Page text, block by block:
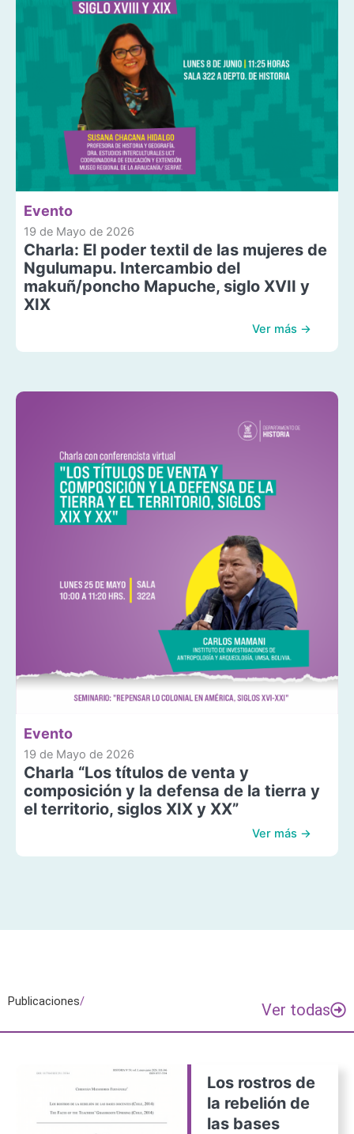
Evento
19 de Mayo de 2026
Charla: El poder textil de las mujeres de
Ngulumapu. Intercambio del
makuñ/poncho Mapuche, siglo XVII y
XIX
Ver más →
Evento
19 de Mayo de 2026
Charla “Los títulos de venta y
composición y la defensa de la tierra y
el territorio, siglos XIX y XX”
Ver más →
Publicaciones/ Ver todas
Los rostros de
la rebelión de
las bases